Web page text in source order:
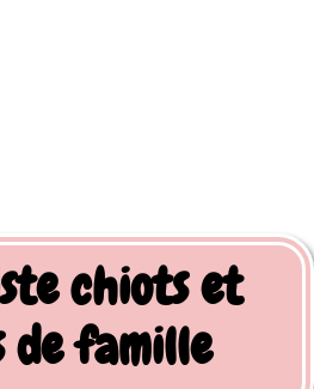
chiots et
de famille